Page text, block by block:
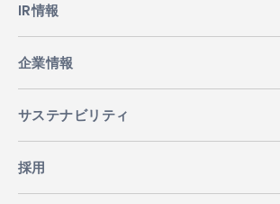
IR情報
企業情報
サステナビリティ
採用